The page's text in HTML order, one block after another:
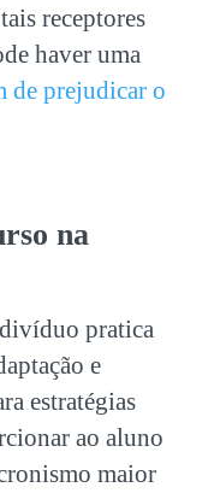
receptores
haver uma
de prejudicar o
na
pratica
e
estratégias
ao aluno
maior